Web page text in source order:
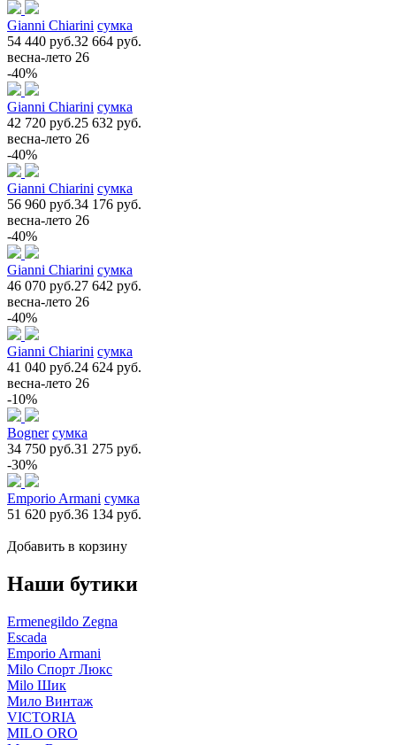
Gianni Chiarini сумка
54 440 руб.32 664 руб.
весна-лето 26
-40%
Gianni Chiarini сумка
42 720 руб.25 632 руб.
весна-лето 26
-40%
Gianni Chiarini сумка
56 960 руб.34 176 руб.
весна-лето 26
-40%
Gianni Chiarini сумка
46 070 руб.27 642 руб.
весна-лето 26
-40%
Gianni Chiarini сумка
41 040 руб.24 624 руб.
весна-лето 26
-10%
Bogner сумка
34 750 руб.31 275 руб.
-30%
Emporio Armani сумка
51 620 руб.36 134 руб.
Добавить в корзину
Наши бутики
Ermenegildo Zegna
Escada
Emporio Armani
Milo Спорт Люкс
Milo Шик
Мило Винтаж
VICTORIA
MILO ORO